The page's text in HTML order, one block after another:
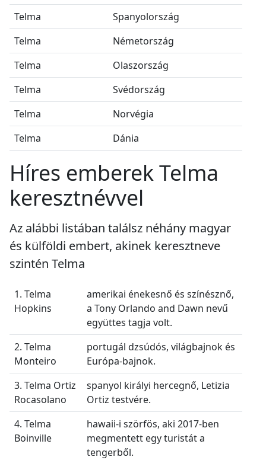
Telma
Spanyolország
Telma
Németország
Telma
Olaszország
Telma
Svédország
Telma
Norvégia
Telma
Dánia
Híres emberek Telma
keresztnévvel
Az alábbi listában találsz néhány magyar
és külföldi embert, akinek keresztneve
szintén Telma
1. Telma
Hopkins
amerikai énekesnő és színésznő,
a Tony Orlando and Dawn nevű
együttes tagja volt.
2. Telma
Monteiro
portugál dzsúdós, világbajnok és
Európa-bajnok.
3. Telma Ortiz
Rocasolano
spanyol királyi hercegnő, Letizia
Ortiz testvére.
4. Telma
Boinville
hawaii-i szörfös, aki 2017-ben
megmentett egy turistát a
tengerből.